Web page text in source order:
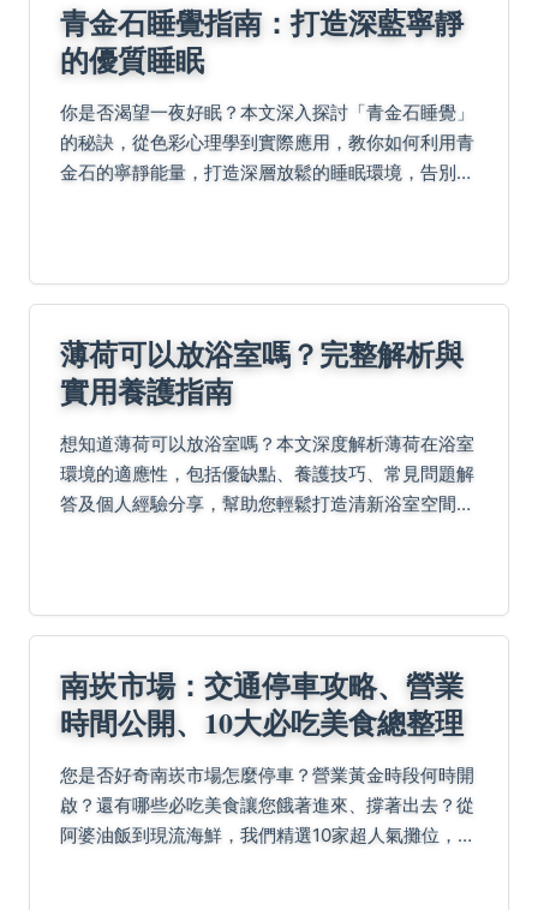
青金石睡覺指南：打造深藍寧靜
的優質睡眠
你是否渴望一夜好眠？本文深入探討「青金石睡覺」
的秘訣，從色彩心理學到實際應用，教你如何利用青
金石的寧靜能量，打造深層放鬆的睡眠環境，告別淺
薄荷可以放浴室嗎？完整解析與
實用養護指南
想知道薄荷可以放浴室嗎？本文深度解析薄荷在浴室
環境的適應性，包括優缺點、養護技巧、常見問題解
答及個人經驗分享，幫助您輕鬆打造清新浴室空間。
南崁市場：交通停車攻略、營業
時間公開、10大必吃美食總整理
您是否好奇南崁市場怎麼停車？營業黃金時段何時開
啟？還有哪些必吃美食讓您餓著進來、撐著出去？從
阿婆油飯到現流海鮮，我們精選10家超人氣攤位，加